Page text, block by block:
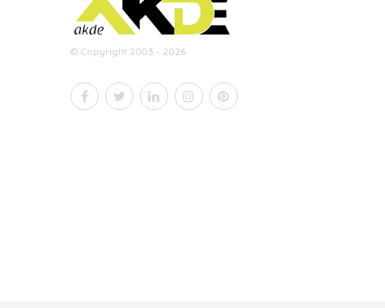
© Copyright 2003 - 2026